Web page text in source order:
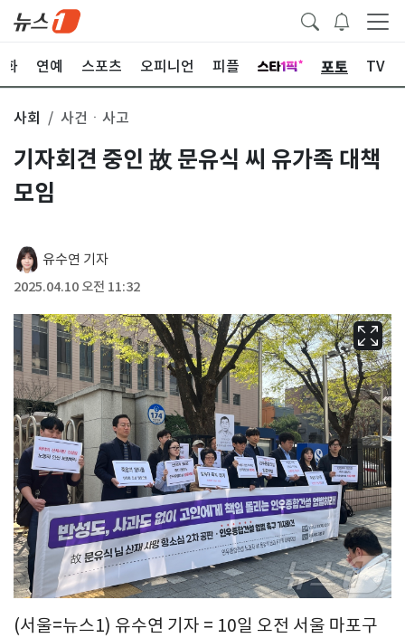
화 연예 스포츠 오피니언 피플 포토 TV
사회 사건ㆍ사고
기자회견 중인 故 문유식 씨 유가족 대책
모임
유수연 기자
2025.04.10 오전 11:32
(서울=뉴스1) 유수연 기자 = 10일 오전 서울 마포구